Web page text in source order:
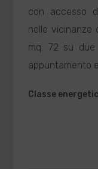
con accesso
nelle vicinanze
mq. 72 su
appuntamento
Classe